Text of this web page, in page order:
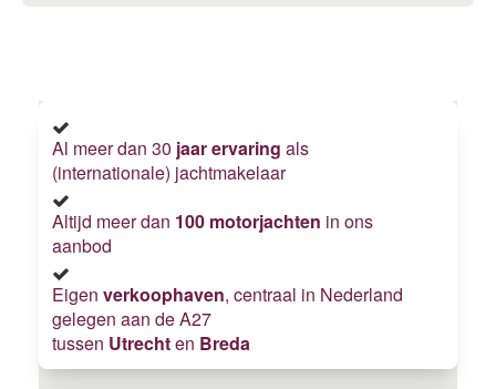
Al meer dan 30 jaar ervaring als
(internationale) jachtmakelaar
Altijd meer dan 100 motorjachten in ons
aanbod
Eigen verkoophaven, centraal in Nederland
gelegen aan de A27
tussen Utrechten Breda